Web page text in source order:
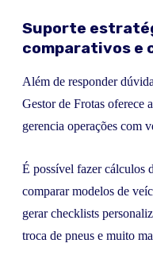
Suporte
comparativos e
Além de responder
Gestor de Frotas oferece
gerencia operações com
É possível fazer cálculos
comparar modelos de
gerar checklists
troca de pneus e muito